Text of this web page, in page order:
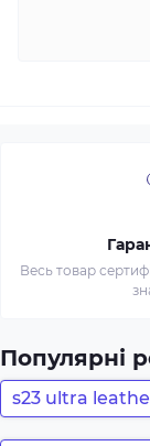
Весь товар
Популярні
s23 ultra